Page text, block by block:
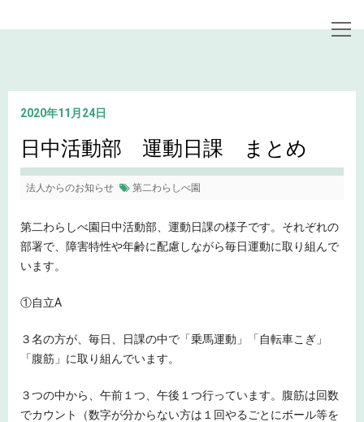
2020年11月24日
日中活動部 運動日課 まとめ
法人からのお知らせ 第二わらしべ園
第二わらしべ園日中活動部、運動日課の様子です。それぞれの
部署で、障害特性や年齢に配慮しながら毎日運動に取り組んで
います。
①自立A
３名の方が、毎日、日課の中で「乗馬運動」「自転車こぎ」
「腹筋」に取り組んでいます。
３つの中から、午前１つ、午後１つ行っています。腹筋は回数
でカウント（数字が分からない方は１回やるごとにボール等を